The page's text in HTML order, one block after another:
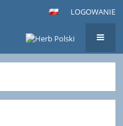
LOGOWANIE